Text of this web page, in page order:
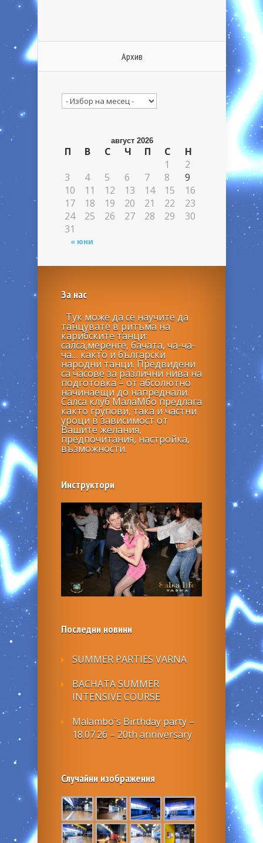
Архив
Архив
август 2026
П В С Ч П С Н
« юни
1
2
3
4 5 6 7 8
9
10
11 12 13 14 15
16
17
18 19 20 21 22
23
24
25 26 27 28 29
30
31
За нас
Тук може да се научите да
танцувате в ритъма на
карибските танци:
салса,меренге, бачата, ча-ча-
ча… както и български
народни танци. Предвидени
са часове за различни нива на
подготовка – от абсолютно
начинаещи до напреднали.
Салса клуб МалаМбо предлага
както групови, така и частни
уроци в зависимост от
Вашите желания,
предпочитания, настройка,
възможности.
Инструктори
Последни новини
SUMMER PARTIES VARNA
BACHATA SUMMER
INTENSIVE COURSE
Malambo`s Birthday party –
18.07.26 – 20th anniversary
Случайни изображения